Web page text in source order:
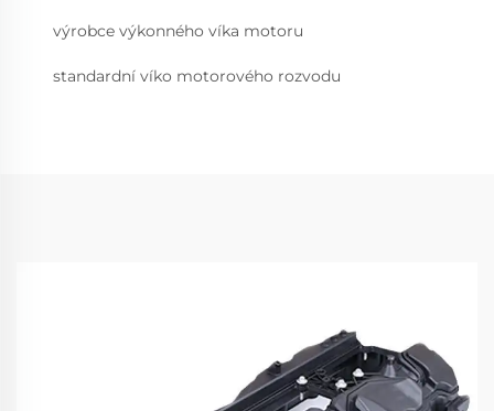
výrobce výkonného víka motoru
standardní víko motorového rozvodu